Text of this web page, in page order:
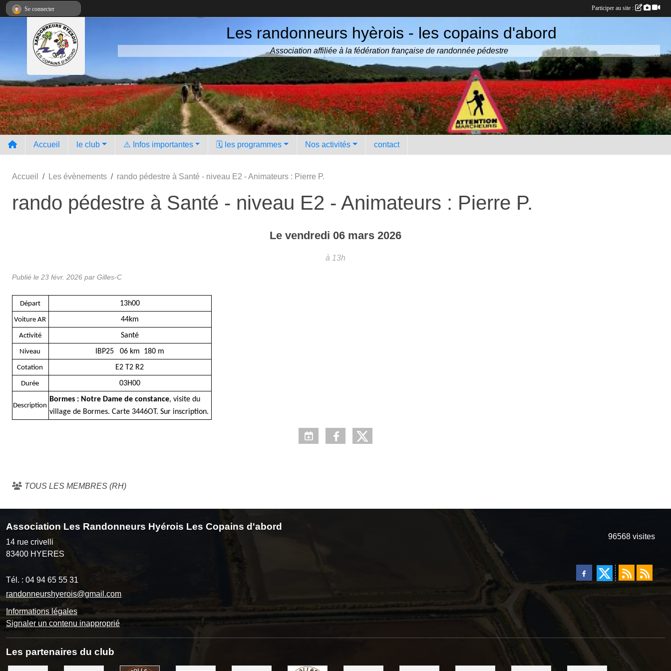
Les randonneurs hyèrois - les copains d'abord
Association affiliée à la fédération française de randonnée pédestre
Accueil le club ⚠️ Infos importantes 🗓️ les programmes Nos activités contact
Accueil Les évènements rando pédestre à Santé - niveau E2 - Animateurs : Pierre P.
rando pédestre à Santé - niveau E2 - Animateurs : Pierre P.
Le vendredi 06 mars 2026
à 13h
Publié le 23 févr. 2026 par Gilles-C
Départ 13h00
Voiture AR 44km
Activité Santé
Niveau IBP25 06 km 180 m
Cotation E2 T2 R2
Durée 03H00
Description
Bormes : Notre Dame de constance, visite du
village de Bormes. Carte 3446OT. Sur inscription.
TOUS LES MEMBRES (RH)
Association Les Randonneurs Hyérois Les Copains d'abord
14 rue crivelli
83400 HYERES
Tél. : 04 94 65 55 31
randonneurshyerois@gmail.com
Informations légales
Signaler un contenu inapproprié
96568 visites
Les partenaires du club
Se connecter Participer au site :
Panneau de gestion des cookies